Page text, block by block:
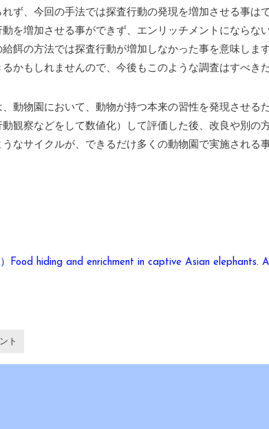
ず、今回の手法では探査行動の発現を増加させる事は
を増加させる事ができず、エンリッチメントにならな
餌の方法では探査行動が増加しなかった事を意味しま
かもしれませんので、今後もこのような調査はすべき
動物園において、動物が持つ本来の習性を発現させる
観察などをして数値化）して評価した後、改良や別の
なサイクルが、できるだけ多くの動物園で実施される
Food hiding and enrichment in captive Asian elephants.
ト